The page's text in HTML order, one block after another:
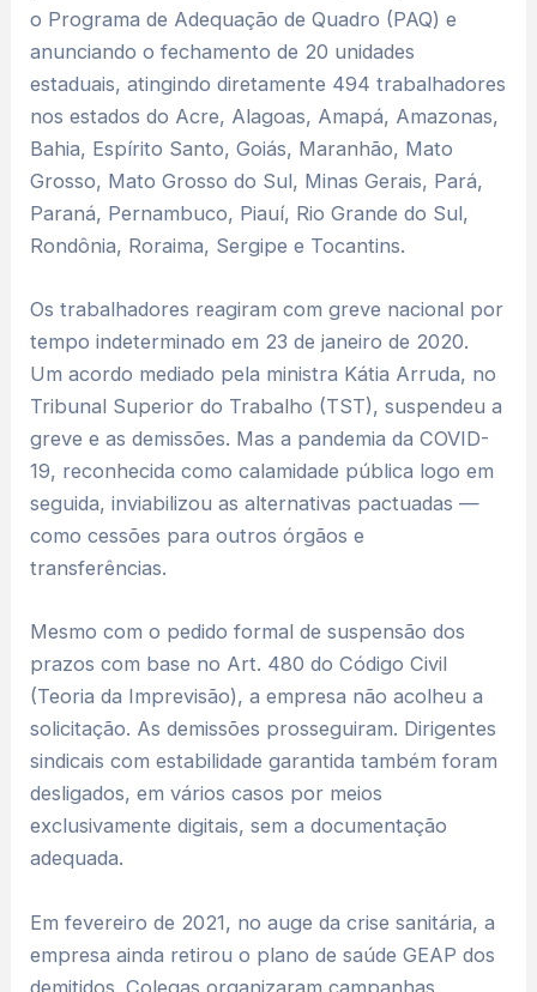
o Programa de Adequação de Quadro (PAQ) e
anunciando o fechamento de 20 unidades
estaduais, atingindo diretamente 494 trabalhadores
nos estados do Acre, Alagoas, Amapá, Amazonas,
Bahia, Espírito Santo, Goiás, Maranhão, Mato
Grosso, Mato Grosso do Sul, Minas Gerais, Pará,
Paraná, Pernambuco, Piauí, Rio Grande do Sul,
Rondônia, Roraima, Sergipe e Tocantins.
Os trabalhadores reagiram com greve nacional por
tempo indeterminado em 23 de janeiro de 2020.
Um acordo mediado pela ministra Kátia Arruda, no
Tribunal Superior do Trabalho (TST), suspendeu a
greve e as demissões. Mas a pandemia da COVID-
19, reconhecida como calamidade pública logo em
seguida, inviabilizou as alternativas pactuadas —
como cessões para outros órgãos e
transferências.
Mesmo com o pedido formal de suspensão dos
prazos com base no Art. 480 do Código Civil
(Teoria da Imprevisão), a empresa não acolheu a
solicitação. As demissões prosseguiram. Dirigentes
sindicais com estabilidade garantida também foram
desligados, em vários casos por meios
exclusivamente digitais, sem a documentação
adequada.
Em fevereiro de 2021, no auge da crise sanitária, a
empresa ainda retirou o plano de saúde GEAP dos
demitidos. Colegas organizaram campanhas